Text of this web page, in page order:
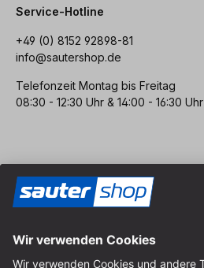
Service-Hotline
+49 (0) 8152 92898-81
info@sautershop.de
Telefonzeit Montag bis Freitag
08:30 - 12:30 Uhr & 14:00 - 16:30 Uhr
Anschrift
Store / Ladengeschäft
82211 Herrsching
Deutschland